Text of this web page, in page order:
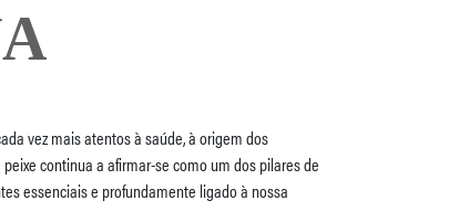
vez mais atentos à saúde, à origem dos
continua a afirmar-se como um dos pilares de
essenciais e profundamente ligado à nossa